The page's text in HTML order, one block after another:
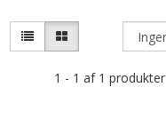
1 - 1 af 1 produkter